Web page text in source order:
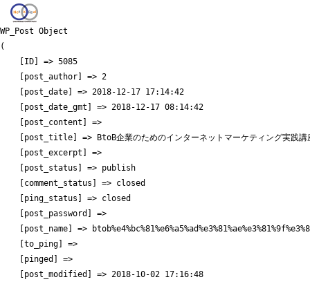
WP_Post Object
(
    [ID] => 5085
    [post_author] => 2
    [post_date] => 2018-12-17 17:14:42
    [post_date_gmt] => 2018-12-17 08:14:42
    [post_content] =>
[post_title] => BtoB企業のためのインターネットマーケティング実践講
    [post_excerpt] =>
    [post_status] => publish
    [comment_status] => closed
    [ping_status] => closed
    [post_password] =>
[post_name] =>
    [to_ping] =>
    [pinged] =>
    [post_modified] => 2018-10-02 17:16:48